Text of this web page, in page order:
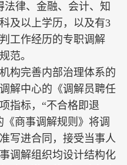
律、金融、会计、知
及以上学历，以及有3
工作经历的专职调解
范。
完善内部治理体系的
解中心的《调解员聘任
指标，“不合格即退
商事调解规则》将调
写进合同，接受当事人
调解组织均设计结构化